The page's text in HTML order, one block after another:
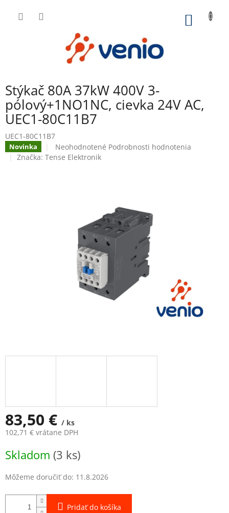
Stýkač 80A 37kW 400V 3-
pólový+1NO1NC, cievka 24V AC,
UEC1-80C11B7
UEC1-80C11B7
Novinka
Priemerné
hodnotenie
Neohodnotené Podrobnosti hodnotenia
Značka: Tense Elektronik
83,50 € / ks
102,71 € vrátane DPH
cena:
Skladom (3 ks)
Môžeme doručiť do: 11.8.2026
Pridať do košíka